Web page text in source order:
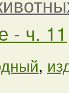
- ч. 11
,